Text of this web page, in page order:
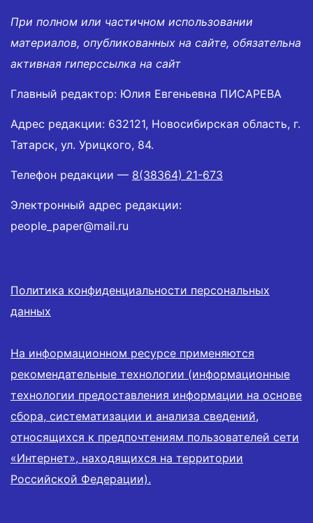
При полном или частичном использовании
материалов, опубликованных на сайте, обязательна
активная гиперссылка на сайт
Главный редактор: Юлия Евгеньевна ПИСАРЕВА
Адрес редакции: 632121, Новосибирская область, г.
Татарск, ул. Урицкого, 84.
Телефон редакции — 8(38364) 21-673
Электронный адрес редакции:
people_paper@mail.ru
Политика конфиденциальности персональных
данных
На информационном ресурсе применяются
рекомендательные технологии (информационные
технологии предоставления информации на основе
сбора, систематизации и анализа сведений,
относящихся к предпочтениям пользователей сети
«Интернет», находящихся на территории
Российской Федерации).